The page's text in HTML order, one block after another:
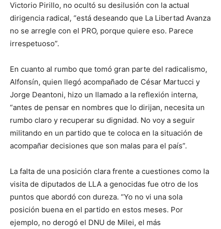
Victorio Pirillo, no ocultó su desilusión con la actual
dirigencia radical, “está deseando que La Libertad Avanza
no se arregle con el PRO, porque quiere eso. Parece
irrespetuoso”.
En cuanto al rumbo que tomó gran parte del radicalismo,
Alfonsín, quien llegó acompañado de César Martucci y
Jorge Deantoni, hizo un llamado a la reflexión interna,
“antes de pensar en nombres que lo dirijan, necesita un
rumbo claro y recuperar su dignidad. No voy a seguir
militando en un partido que te coloca en la situación de
acompañar decisiones que son malas para el país”.
La falta de una posición clara frente a cuestiones como la
visita de diputados de LLA a genocidas fue otro de los
puntos que abordó con dureza. “Yo no vi una sola
posición buena en el partido en estos meses. Por
ejemplo, no derogó el DNU de Milei, el más